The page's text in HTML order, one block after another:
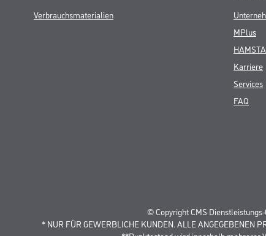
Verbrauchsmaterialien
MPlus
HAMSTA
Karriere
Services
FAQ
© Copyright CMS
* NUR FÜR GEWERBLICHE KUNDEN. ALLE ANGEGEBENEN